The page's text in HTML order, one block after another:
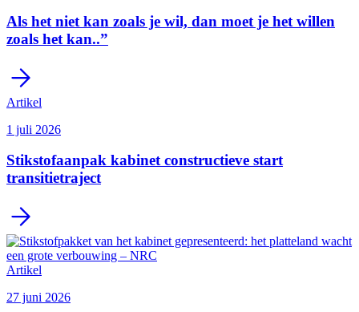
Als het niet kan zoals je wil, dan moet je het willen
zoals het kan..”
Artikel
1 juli 2026
Stikstofaanpak kabinet constructieve start
transitietraject
Artikel
27 juni 2026